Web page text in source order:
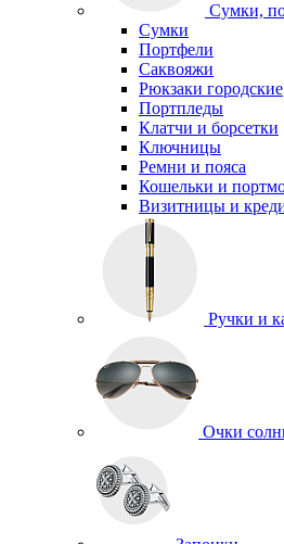
Сумки,
Сумки
Портфели
Саквояжи
Рюкзаки городские
Портпледы
Клатчи и борсетки
Ключницы
Ремни и пояса
Кошельки и
Визитницы и
Ручки и
Очки